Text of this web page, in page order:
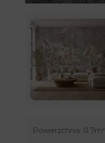
Powierzchnia: 0.7m²